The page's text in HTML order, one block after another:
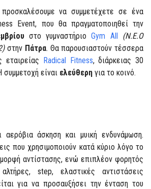
να συμμετέχετε σε ένα
Event, που θα πραγματοποιηθεί την
στο γυμναστήριοGym All (Ν.Ε.Ο
στην Πάτρα. Θα παρουσιαστούν τέσσερα
Radical Fitness, διάρκειας 30
είναι ελεύθερη για το κοινό.
άσκηση και μυική ενδυνάμωση.
που χρησιμοποιούν κατά κύριο λόγο το
αντίστασης, ενώ επιπλέον φορητός
step, ελαστικές αντιστάσεις
για να προσαυξήσει την ένταση του